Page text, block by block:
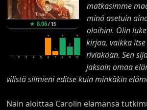
★8.06/15
1 2 3 4 5
4
6
1
7
4
8
2
9
4
10
matkasimme
minä asetuin
oloihini. Olin
kirjaa, vaikka
riviäkään. Sen
jaksain omaa
vilistä silmieni editse kuin minkäkin
Näin aloittaa Carolin elämänsä